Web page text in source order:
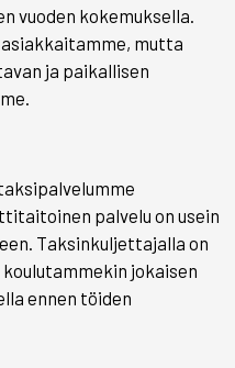
vuoden kokemuksella.
mutta
ja paikallisen
palvelu on usein
Taksinkuljettajalla on
jokaisen
ennen töiden